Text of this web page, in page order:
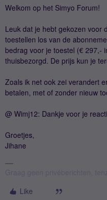
Welkom op het Simyo Forum!
Leuk dat je hebt gekozen voor
toestellen los van de
bedrag voor je toestel (€ 297,-
thuisbezorgd. De prijs kun je
Zoals ik net ook zei verandert
betalen, met of zonder nieuw
@ Wimj12: Dankje voor je
Groetjes,
Jihane
Like